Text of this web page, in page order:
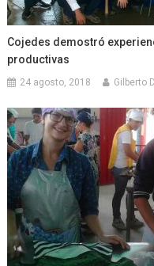
Cojedes demostró
productivas
24 agosto, 2018 Gilberto